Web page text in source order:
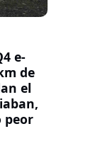
e-
de
el
peor